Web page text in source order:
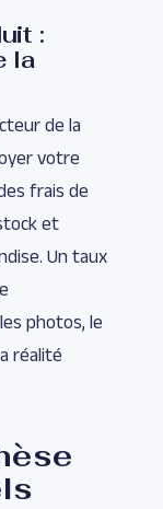
:
la
de la
votre
frais de
et
Un taux
photos, le
réalité